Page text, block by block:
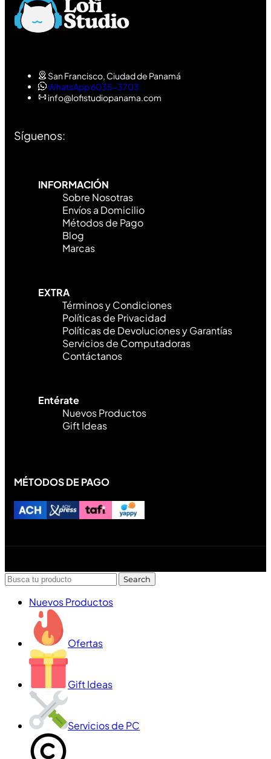
San Francisco, Ciudad de Panamá
WhatsApp 6035-3703
info@lofistudiopanama.com
Síguenos:
INFORMACIÓN
Sobre Nosotras
Envíos a Domicilio
Métodos de Pago
Blog
Marcas
EXTRA
Términos y Condiciones
Políticas de Privacidad
Políticas de Devoluciones y Garantías
Servicios de Computadoras
Contáctanos
Entérate
Nuevos Productos
Gift Ideas
MÉTODOS DE PAGO
Search
Nuevos Productos
Ofertas
Gift Ideas
Servicios de PC